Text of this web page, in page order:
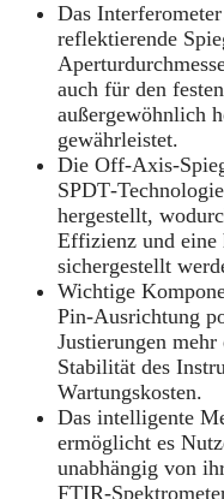
Das
reflektierende
auch für den
außergewöhnlich
gewährleistet.
Die Off-Axis-
hergestellt,
Effizienz und eine
sichergestellt
Wichtige
Pin‑Ausrichtung
Justierungen
Stabilität des
Wartungskosten.
Das intelligente
ermöglicht es
unabhängig von